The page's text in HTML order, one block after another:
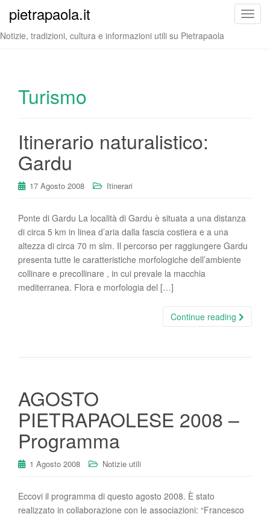
T
pietrapaola.it
Notizie, tradizioni, cultura e informazioni utili su Pietrapaola
Turismo
Itinerario naturalistico:
Gardu
17 Agosto 2008 Itinerari
Ponte di Gardu La località di Gardu è situata a una distanza
di circa 5 km in linea d’aria dalla fascia costiera e a una
altezza di circa 70 m slm. Il percorso per raggiungere Gardu
presenta tutte le caratteristiche morfologiche dell’ambiente
collinare e precollinare , in cui prevale la macchia
mediterranea. Flora e morfologia del […]
Continue reading
AGOSTO
PIETRAPAOLESE 2008 –
Programma
1 Agosto 2008 Notizie utili
Eccovi il programma di questo agosto 2008. È stato
realizzato in collaborazione con le associazioni: “Francesco